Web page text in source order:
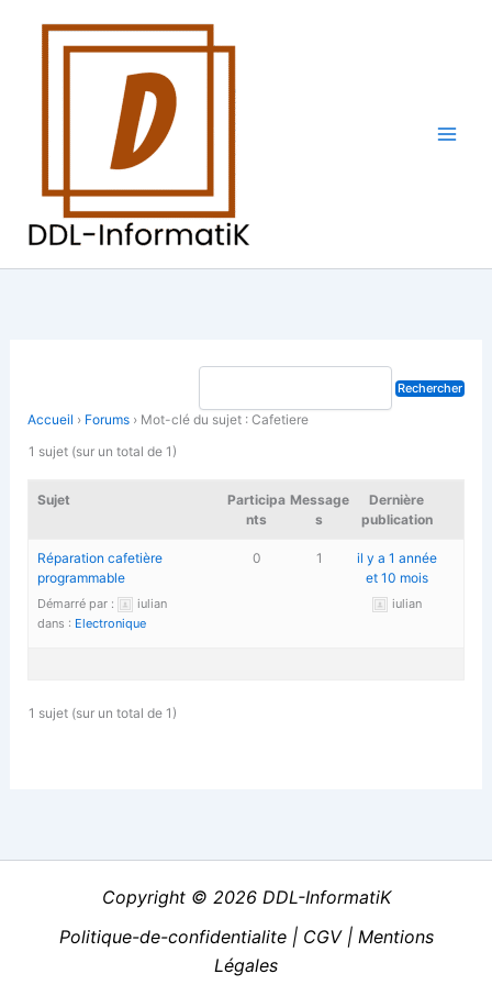
Accueil › Forums › Mot-clé du sujet : Cafetiere
1 sujet (sur un total de 1)
Sujet
Participa
nts
Message
s
Dernière
publication
Réparation cafetière
programmable
Démarré par :
iulian
dans : Electronique
0 1
il y a 1 année
et 10 mois
iulian
1 sujet (sur un total de 1)
Copyright © 2026 DDL-InformatiK
Politique-de-confidentialite | CGV | Mentions
Légales